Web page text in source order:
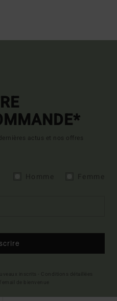
actus et nos offres